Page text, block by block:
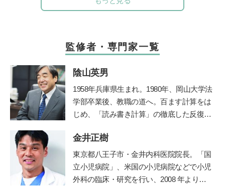
監修者・専門家一覧
陰山英男
1958年兵庫県生まれ。1980年、岡山大学法
学部卒業後、教職の道へ。百ます計算をは
じめ、「読み書き計算」の徹底した反復学
の学力を驚異的に向上させた。その指導法
である「陰山メソッド」は、教育者、保護
者から注目を集め、「陰山メソッド」を教
材かした『徹底反復シリーズ』は、総計77
金井正樹
東京都八王子市・金井内科医院院長。「国
立小児病院」、米国の小児病院などで小児
外科の臨床・研究を行い、2008 年より現